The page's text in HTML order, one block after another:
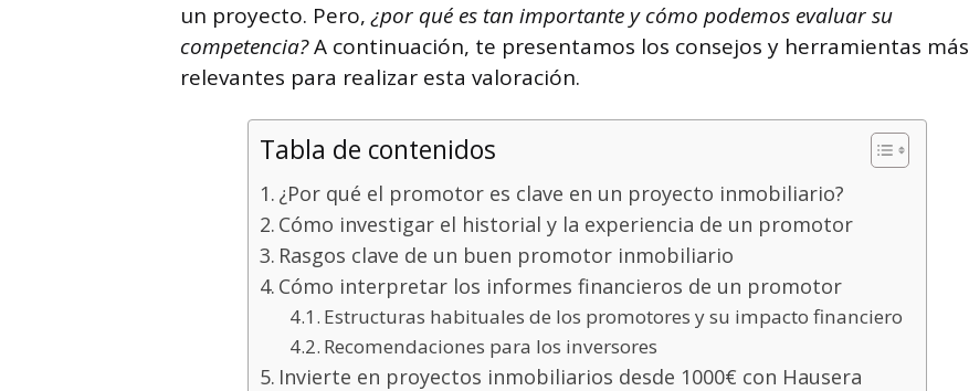
un proyecto. Pero,¿por qué es tan importante y cómo podemos evaluar su
competencia?A continuación, te presentamos los consejos y herramientas más
relevantes para realizar esta valoración.
Tabla de contenidos
¿Por qué el promotor es clave en un proyecto inmobiliario?
Cómo investigar el historial y la experiencia de un promotor
Rasgos clave de un buen promotor inmobiliario
Cómo interpretar los informes financieros de un promotor
Estructuras habituales de los promotores y su impacto financiero
Recomendaciones para los inversores
Invierte en proyectos inmobiliarios desde 1000€ con Hausera